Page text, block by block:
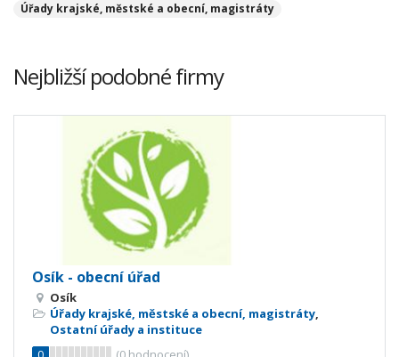
Úřady krajské, městské a obecní, magistráty
Nejbližší podobné firmy
Osík - obecní úřad
Osík
Úřady krajské, městské a obecní, magistráty,
Ostatní úřady a instituce